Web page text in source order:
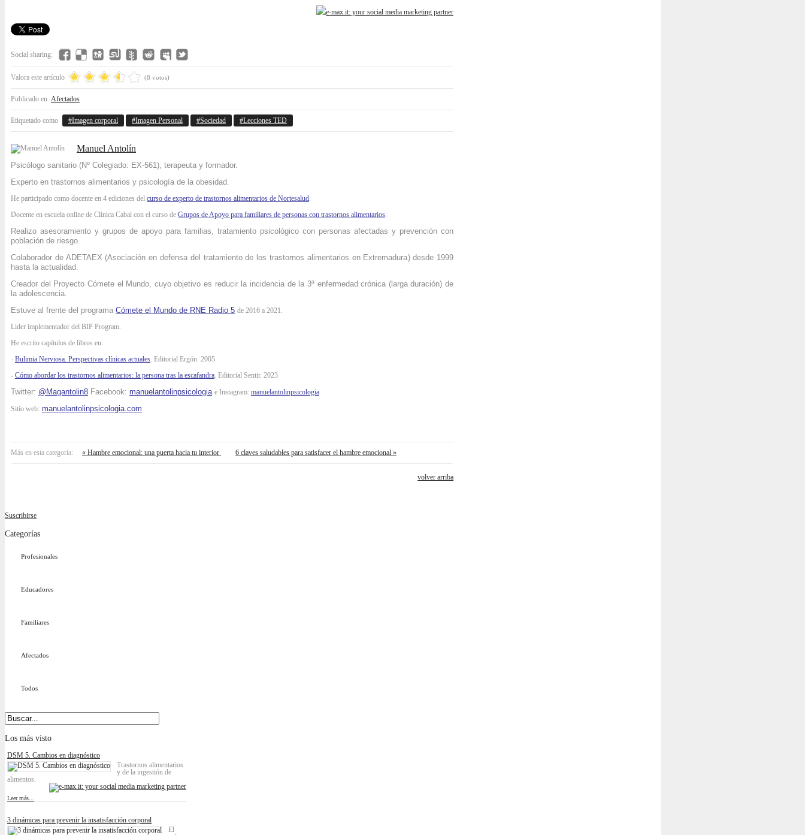
Social sharing:
Valora este artículo (8 votos)
Publicado en Afectados
Etiquetado como Imagen corporal Imagen Personal Sociedad Lecciones TED
Manuel Antolín
Psicólogo sanitario (Nº Colegiado: EX-561), terapeuta y formador.
Experto en trastornos alimentarios y psicología de la obesidad.
He participado como docente en 4 ediciones del curso de experto de trastornos alimentarios de Nortesalud.
Docente en escuela online de Clínica Cabal con el curso de Grupos de Apoyo para familiares de personas con trastornos alimentarios.
Realizo asesoramiento y grupos de apoyo para familias, tratamiento psicológico con personas afectadas y prevención con
población de riesgo.
Colaborador de ADETAEX (Asociación en defensa del tratamiento de los trastornos alimentarios en Extremadura) desde 1999
hasta la actualidad.
Creador del Proyecto Cómete el Mundo, cuyo objetivo es reducir la incidencia de la 3ª enfermedad crónica (larga duración) de
la adolescencia.
Estuve al frente del programa Cómete el Mundo de RNE Radio 5 de 2016 a 2021.
Lider implementador del BIP Program.
He escrito capítulos de libros en:
- Bulimia Nerviosa. Perspectivas clínicas actuales. Editorial Ergón. 2005
- Cómo abordar los trastornos alimentarios: la persona tras la escafandra. Editorial Sentir. 2023
Twitter: @Magantolin8 Facebook: manuelantolinpsicologia e Instagram: manuelantolinpsicologia
Sitio web: manuelantolinpsicologia.com
Más en esta categoría: « Hambre emocional: una puerta hacia tu interior 6 claves saludables para satisfacer el hambre emocional »
volver arriba
Suscribirse
Categorías
Profesionales
Educadores
Familiares
Afectados
Todos
Los más visto
DSM 5. Cambios en diagnóstico
Trastornos alimentarios
y de la ingestión de
alimentos.
Leer más...
3 dinámicas para prevenir la insatisfacción corporal
El